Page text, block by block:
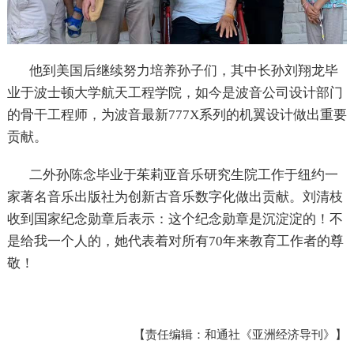
他到美国后继续努力培养孙子们，其中长孙刘翔龙毕
业于波士顿大学航天工程学院，如今是波音公司设计部门
的骨干工程师，为波音最新777X系列的机翼设计做出重要
贡献。
二外孙陈念毕业于茱莉亚音乐研究生院工作于纽约一
家著名音乐出版社为创新古音乐数字化做出贡献。刘清枝
收到国家纪念勋章后表示：这个纪念勋章是沉淀淀的！不
是给我一个人的，她代表着对所有70年来教育工作者的尊
敬！
【责任编辑：和通社《亚洲经济导刊》】